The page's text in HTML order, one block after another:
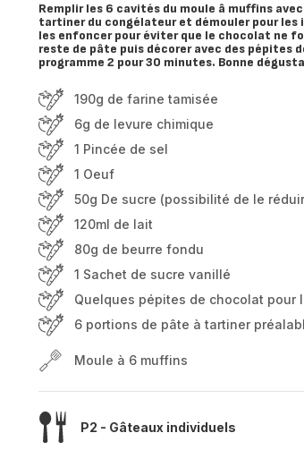
Remplir les 6 cavités du moule â muffins
tartiner du congélateur et démouler pour les
les enfoncer pour éviter que le chocolat ne
reste de pâte puis décorer avec des pépites
programme 2 pour 30 minutes. Bonne
190g de farine tamisée
6g de levure chimique
1 Pincée de sel
1 Oeuf
50g De sucre (possibilité de le
120ml de lait
80g de beurre fondu
1 Sachet de sucre vanillé
Quelques pépites de chocolat pour
6 portions de pâte à tartiner
Moule à 6 muffins
P2 - Gâteaux individuels